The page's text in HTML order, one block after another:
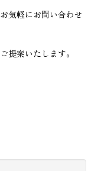
気軽にお問い合わせ
提案いたします。